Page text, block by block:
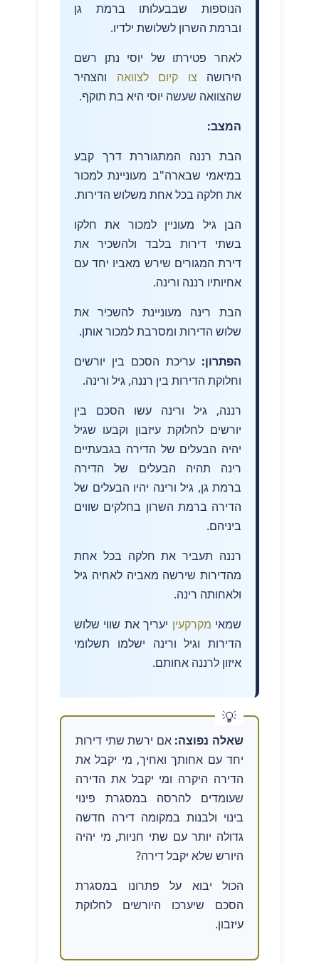
הנוספות שבבעלותו ברמת גן
וברמת השרון לשלושת ילדיו.
לאחר פטירתו של יוסי נתן רשם
הירושהצו קיום לצוואהוהצהיר
שהצוואה שעשה יוסי היא בת תוקף.
המצב:
הבת רננה המתגוררת דרך קבע
במיאמי שבארה"ב מעוניינת למכור
את חלקה בכל אחת משלוש הדירות.
הבן גיל מעוניין למכור את חלקו
בשתי דירות בלבד ולהשכיר את
דירת המגורים שירש מאביו יחד עם
אחיותיו רננה ורינה.
הבת רינה מעוניינת להשכיר את
שלוש הדירות ומסרבת למכור אותן.
הפתרון:עריכת הסכם בין יורשים
וחלוקת הדירות בין רננה, גיל ורינה.
רננה, גיל ורינה עשו הסכם בין
יורשים לחלוקת עיזבון וקבעו שגיל
יהיה הבעלים של הדירה בגבעתיים
רינה תהיה הבעלים של הדירה
ברמת גן, גיל ורינה יהיו הבעלים של
הדירה ברמת השרון בחלקים שווים
ביניהם.
רננה תעביר את חלקה בכל אחת
מהדירות שירשה מאביה לאחיה גיל
ולאחותה רינה.
שמאימקרקעיןיעריך את שווי שלוש
הדירות וגיל ורינה ישלמו תשלומי
איזון לרננה אחותם.
שאלה נפוצה:אם ירשת שתי דירות
יחד עם אחותך ואחיך, מי יקבל את
הדירה היקרה ומי יקבל את הדירה
שעומדים להרסה במסגרת פינוי
בינוי ולבנות במקומה דירה חדשה
גדולה יותר עם שתי חניות, מי יהיה
היורש שלא יקבל דירה?
הכול יבוא על פתרונו במסגרת
הסכם שיערכו היורשים לחלוקת